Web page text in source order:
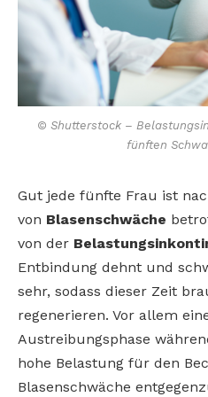
© Shutterstock –
fünften
Gut jede fünfte Frau ist
von Blasenschwäche
von der
Entbindung dehnt und
sehr, sodass dieser Zeit
regenerieren. Vor allem
Austreibungsphase
hohe Belastung für den
Blasenschwäche